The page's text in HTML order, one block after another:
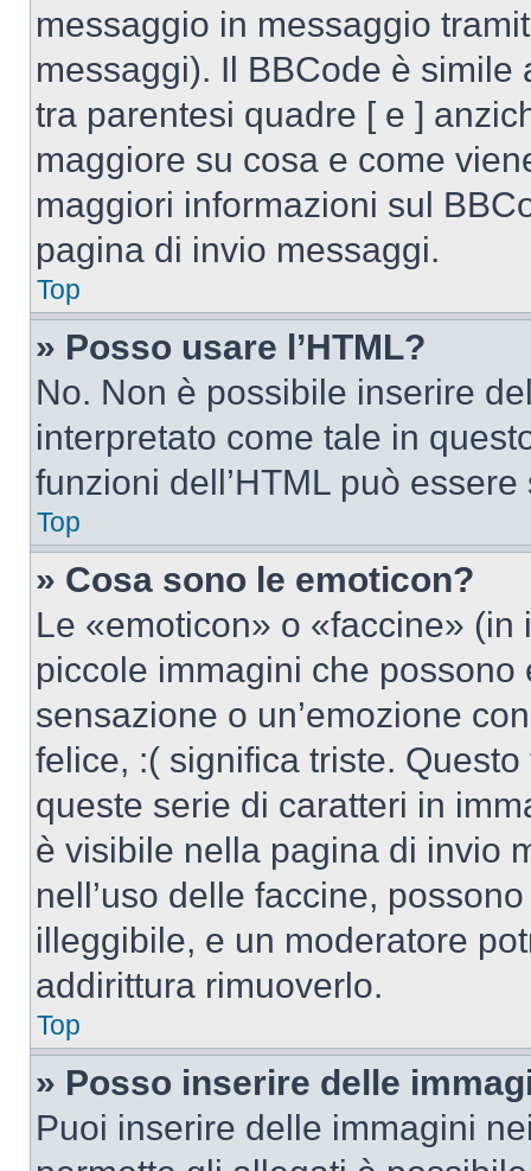
messaggio in messaggio
messaggi). Il BBCode è simile
tra parentesi quadre [ e ]
maggiore su cosa e come
maggiori informazioni sul
pagina di invio messaggi.
Top
» Posso usare l’HTML?
No. Non è possibile inserire
interpretato come tale in
funzioni dell’HTML può
Top
» Cosa sono le emoticon?
Le «emoticon» o «faccine»
piccole immagini che
sensazione o un’emozione
felice, :( significa triste.
queste serie di caratteri in
è visibile nella pagina di invio
nell’uso delle faccine,
illeggibile, e un moderatore
addirittura rimuoverlo.
Top
» Posso inserire delle
Puoi inserire delle immagini